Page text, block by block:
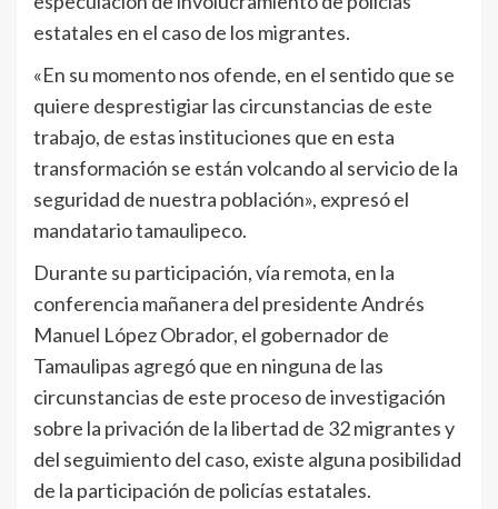
estatales en el caso de los migrantes.
«En su momento nos ofende, en el sentido que se
quiere desprestigiar las circunstancias de este
trabajo, de estas instituciones que en esta
transformación se están volcando al servicio de la
seguridad de nuestra población», expresó el
mandatario tamaulipeco.
Durante su participación, vía remota, en la
conferencia mañanera del presidente Andrés
Manuel López Obrador, el gobernador de
Tamaulipas agregó que en ninguna de las
circunstancias de este proceso de investigación
sobre la privación de la libertad de 32 migrantes y
del seguimiento del caso, existe alguna posibilidad
de la participación de policías estatales.